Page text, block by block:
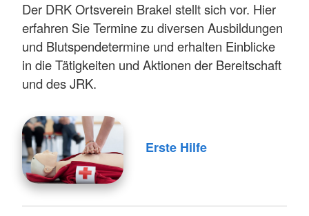
Der DRK Ortsverein Brakel stellt sich vor. Hier
erfahren Sie Termine zu diversen Ausbildungen
und Blutspendetermine und erhalten Einblicke
in die Tätigkeiten und Aktionen der Bereitschaft
und des JRK.
Erste Hilfe